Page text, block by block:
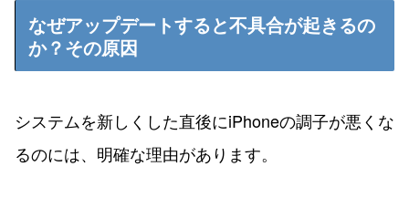
なぜアップデートすると不具合が起きるの
か？その原因
システムを新しくした直後にiPhoneの調子が悪くな
るのには、明確な理由があります。